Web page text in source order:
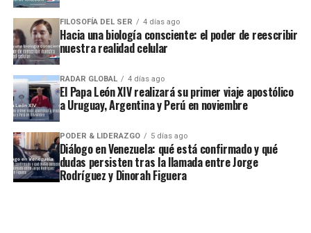
FILOSOFÍA DEL SER 4 días ago
Hacia una biología consciente: el poder de reescribir
nuestra realidad celular
RADAR GLOBAL 4 días ago
El Papa León XIV realizará su primer viaje apostólico
a Uruguay, Argentina y Perú en noviembre
PODER & LIDERAZGO 5 días ago
Diálogo en Venezuela: qué está confirmado y qué
dudas persisten tras la llamada entre Jorge
Rodríguez y Dinorah Figuera